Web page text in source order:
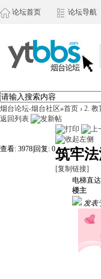
论坛首页 论坛导航
烟台论坛-烟台社区»首页 › 2. 教
返回列表
查看: 3978 回复: 0筑牢
[复制链接]
电梯直达
楼主
发表